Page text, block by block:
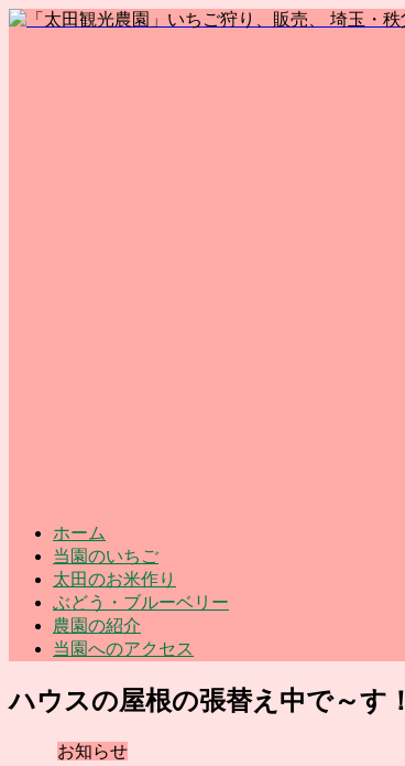
ホーム
当園のいちご
太田のお米作り
ぶどう・ブルーベリー
農園の紹介
当園へのアクセス
ハウスの屋根の張替え中で～す！
お知らせ